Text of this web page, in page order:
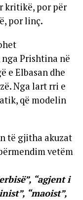
kritikë, por për
por linç.
Prishtina në
e Elbasan dhe
Nga lart rri e
që modelin
të gjitha akuzat
vetëm
“agjent i
“maoist”,